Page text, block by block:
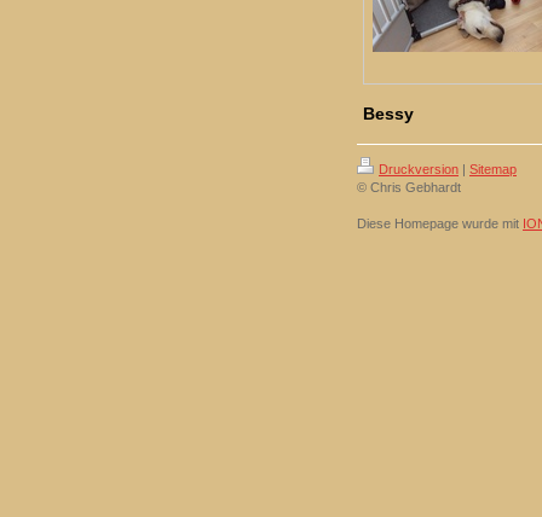
Bessy
Druckversion | Sitemap
© Chris Gebhardt
Diese Homepage wurde mit